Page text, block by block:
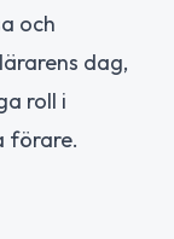
och
dag,
roll i
förare.